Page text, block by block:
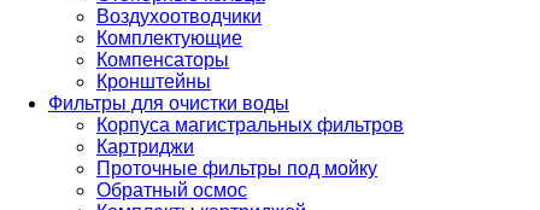
Воздухоотводчики
Комплектующие
Компенсаторы
Кронштейны
Фильтры для очистки воды
Корпуса магистральных фильтров
Картриджи
Проточные фильтры под мойку
Обратный осмос